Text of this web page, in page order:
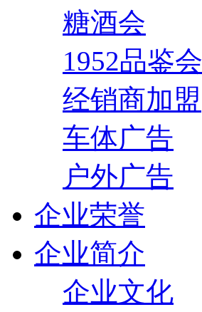
糖酒会
1952品鉴会
经销商加盟
车体广告
户外广告
企业荣誉
企业简介
企业文化